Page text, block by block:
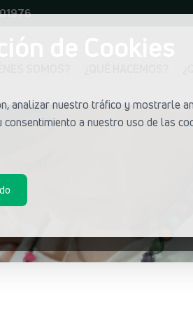
analizar nuestro tráfico y mostrarle
a nuestro uso de las